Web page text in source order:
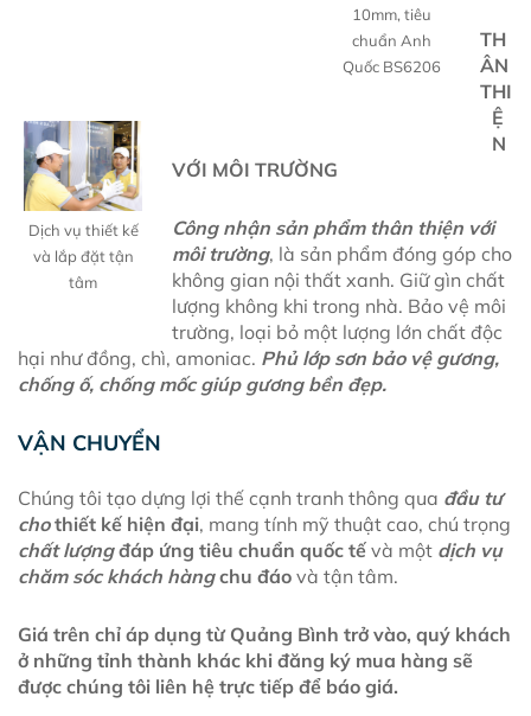
10mm, tiêu
chuẩn Anh
Quốc BS6206
Dịch vụ thiết kế
và lắp đặt tận
tâm
TH
ÂN
THI
Ệ
N
VỚI MÔI TRƯỜNG
Công nhận sản phẩm thân thiện với
môi trường, là sản phẩm đóng góp cho
không gian nội thất xanh. Giữ gìn chất
lượng không khi trong nhà. Bảo vệ môi
trường, loại bỏ một lượng lớn chất độc
hại như đồng, chì, amoniac. Phủ lớp sơn bảo vệ gương,
chống ố, chống mốc giúp gương bền đẹp.
VẬN CHUYỂN
Chúng tôi tạo dựng lợi thế cạnh tranh thông qua đầu tư
chothiết kế hiện đại, mang tính mỹ thuật cao, chú trọng
chất lượngđáp ứng tiêu chuẩn quốc tế và một dịch vụ
chăm sóc khách hàngchu đáo và tận tâm.
Giá trên chỉ áp dụng từ Quảng Bình trở vào, quý khách
ở những tỉnh thành khác khi đăng ký mua hàng sẽ
được chúng tôi liên hệ trực tiếp để báo giá.